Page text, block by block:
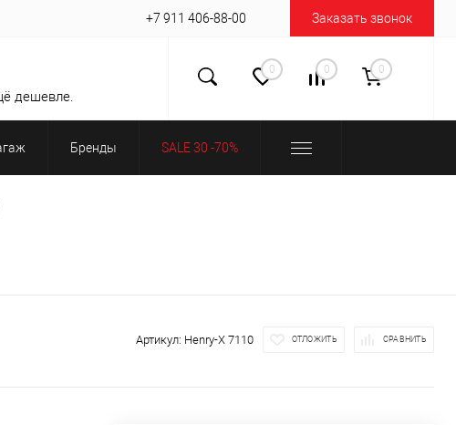
+7 911 406-88-00 Заказать звонок
дешевле.
0 0 0
Бренды SALE 30 -70%
Артикул: Henry-X 7110 ОТЛОЖИТЬ СРАВНИТЬ